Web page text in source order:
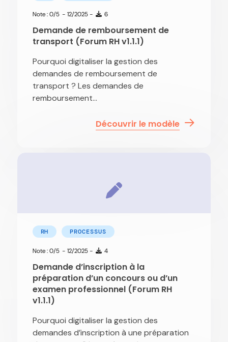
Note : 0/5 - 12/2025 - 6
Demande de remboursement de
transport (Forum RH v1.1.1)
Pourquoi digitaliser la gestion des
demandes de remboursement de
transport ? Les demandes de
remboursement...
Découvrir le modèle
RH PROCESSUS
Note : 0/5 - 12/2025 - 4
Demande d’inscription à la
préparation d’un concours ou d’un
examen professionnel (Forum RH
v1.1.1)
Pourquoi digitaliser la gestion des
demandes d’inscription à une préparation